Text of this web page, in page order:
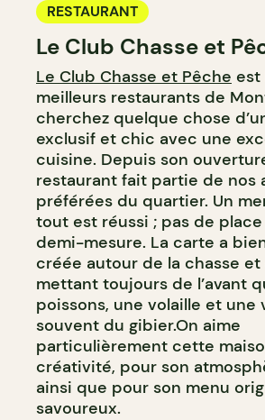
RESTAURANT
Le Club Chasse et
Le Club Chasse et Pêche est
meilleurs restaurants de
cherchez quelque chose
exclusif et chic avec une
cuisine. Depuis son
restaurant fait partie de nos
préférées du quartier. Un
tout est réussi ; pas de
demi-mesure. La carte a
créée autour de la chasse
mettant toujours de l’avant
poissons, une volaille et une
souvent du gibier.On aime
particulièrement cette
créativité, pour son
ainsi que pour son menu
savoureux.